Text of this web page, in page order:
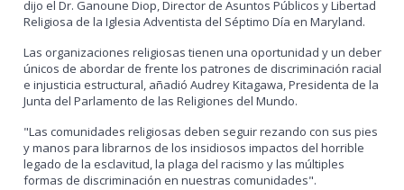
dijo el Dr. Ganoune Diop, Director de Asuntos Públicos y Libertad
Religiosa de la Iglesia Adventista del Séptimo Día en Maryland.
Las organizaciones religiosas tienen una oportunidad y un deber
únicos de abordar de frente los patrones de discriminación racial
e injusticia estructural, añadió Audrey Kitagawa, Presidenta de la
Junta del Parlamento de las Religiones del Mundo.
"Las comunidades religiosas deben seguir rezando con sus pies
y manos para librarnos de los insidiosos impactos del horrible
legado de la esclavitud, la plaga del racismo y las múltiples
formas de discriminación en nuestras comunidades".